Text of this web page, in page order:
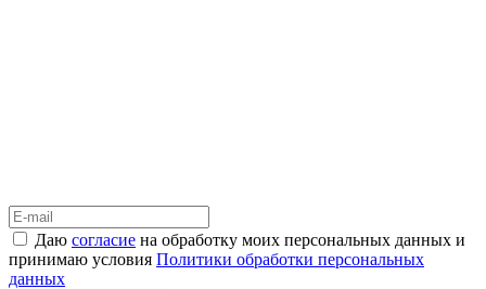
Даю согласие на обработку моих персональных данных и
принимаю условия Политики обработки персональных
данных